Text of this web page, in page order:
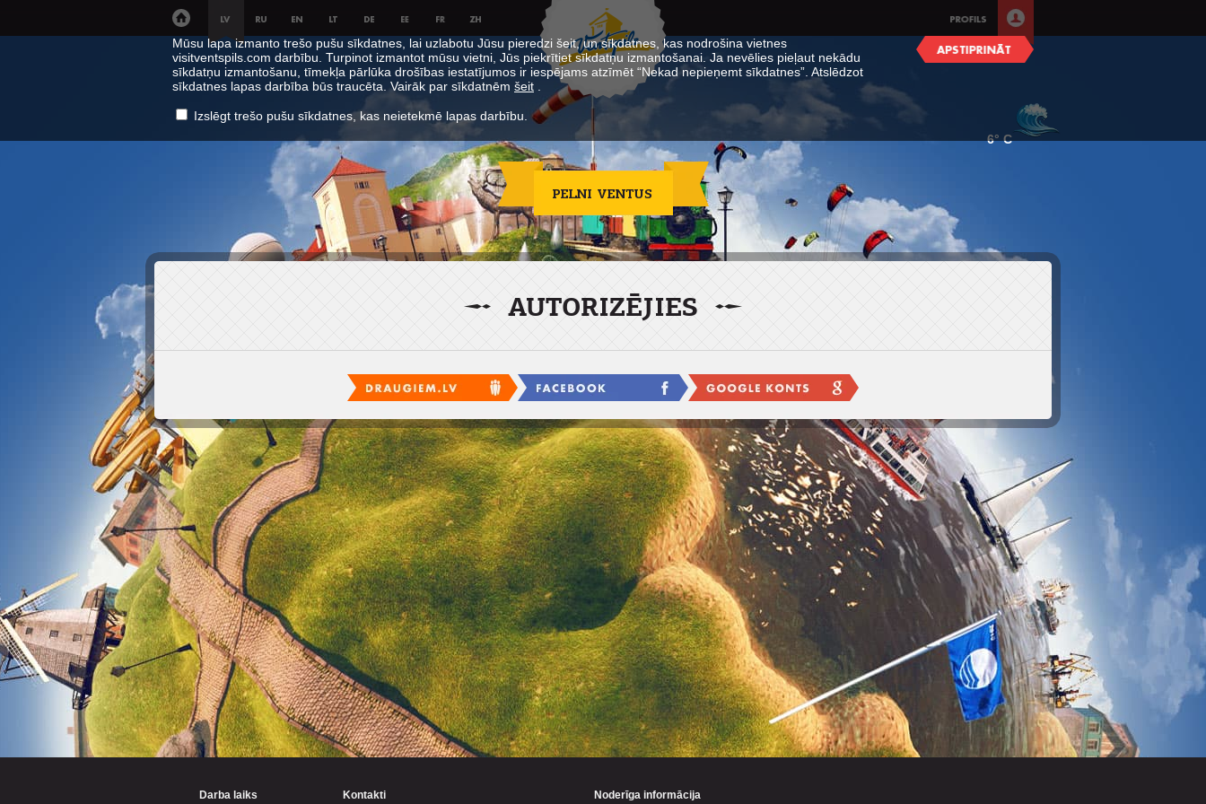
Mūsu lapa izmanto trešo pušu sīkdatnes, lai uzlabotu Jūsu pieredzi šeit, un sīkdatnes, kas nodrošina vietnes
visitventspils.com darbību. Turpinot izmantot mūsu vietni, Jūs piekrītiet sīkdatņu izmantošanai. Ja nevēlies pieļaut nekādu
sīkdatņu izmantošanu, tīmekļa pārlūka drošības iestatījumos ir iespējams atzīmēt “Nekad nepieņemt sīkdatnes”. Atslēdzot
sīkdatnes lapas darbība būs traucēta. Vairāk par sīkdatnēm šeit
Izslēgt trešo pušu sīkdatnes, kas neietekmē lapas darbību.
6° C
AUTORIZĒJIES
Darba laiks Kontakti Noderīga informācija